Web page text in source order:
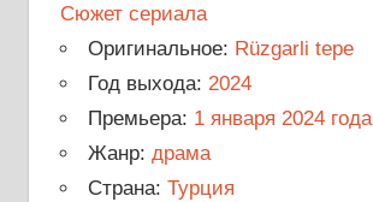
Сюжет сериала
Оригинальное: Rüzgarli tepe
Год выхода: 2024
Премьера: 1 января 2024 года
Жанр: драма
Страна: Турция